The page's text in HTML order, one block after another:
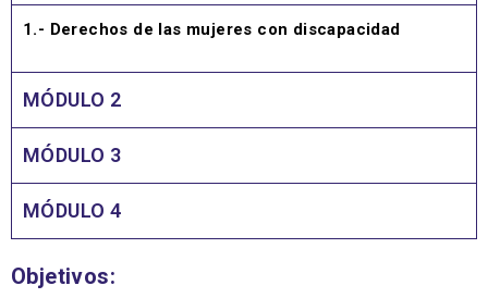
1.- Derechos de las mujeres con discapacidad
MÓDULO 2
MÓDULO 3
MÓDULO 4
Objetivos: